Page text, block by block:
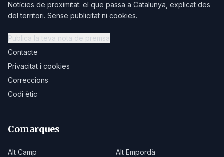
Notícies de proximitat: el que passa a Catalunya, explicat des
del territori. Sense publicitat ni cookies.
Publica la teva nota de premsa
Contacte
Privacitat i cookies
Correccions
Codi ètic
Comarques
Alt Camp
Alt Empordà